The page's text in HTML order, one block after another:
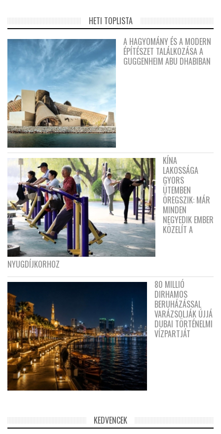
HETI TOPLISTA
A HAGYOMÁNY ÉS A MODERN
ÉPÍTÉSZET TALÁLKOZÁSA A
GUGGENHEIM ABU DHABIBAN
KÍNA
LAKOSSÁGA
GYORS
ÜTEMBEN
ÖREGSZIK: MÁR
MINDEN
NEGYEDIK EMBER
KÖZELÍT A
NYUGDÍJKORHOZ
80 MILLIÓ
DIRHAMOS
BERUHÁZÁSSAL
VARÁZSOLJÁK ÚJJÁ
DUBAI TÖRTÉNELMI
VÍZPARTJÁT
KEDVENCEK